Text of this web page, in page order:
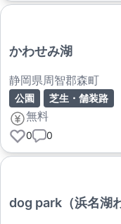
かわせみ湖
静岡県周智郡森町
公園 芝生・舗装路
無料
0 0
dog park（浜名湖